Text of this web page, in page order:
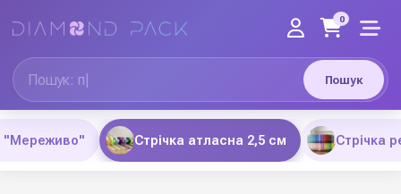
Пошук
0
"Мереживо" Стрічка атласна 2,5 см Стрічка